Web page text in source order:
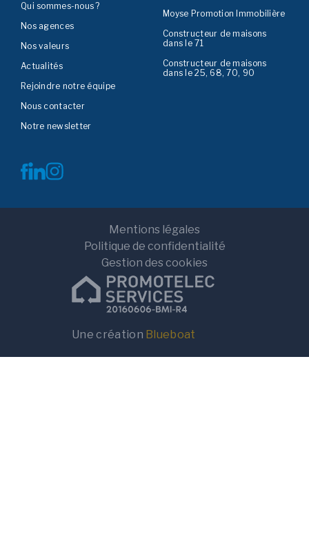
Qui sommes-nous ?
Nos agences
Nos valeurs
Actualités
Rejoindre notre équipe
Nous contacter
Notre newsletter
Moyse Promotion Immobilière
Constructeur de maisons
dans le 71
Constructeur de maisons
dans le 25, 68, 70, 90
Mentions légales
Politique de confidentialité
Gestion des cookies
Une création Blueboat